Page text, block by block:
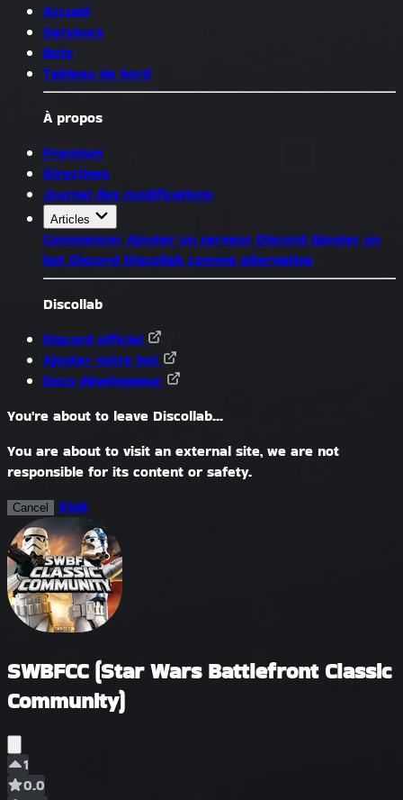
Accueil
Serveurs
Bots
Tableau de bord
À propos
Premium
Directives
Journal des modifications
Articles
Commencer Ajouter un serveur Discord Ajouter un
bot Discord Discollab comme alternative
Discollab
Discord officiel
Ajouter notre bot
Docs développeur
You're about to leave Discollab...
You are about to visit an external site, we are not
responsible for its content or safety.
Cancel Visit
SWBFCC (Star Wars Battlefront Classic
Community)
1
0.0